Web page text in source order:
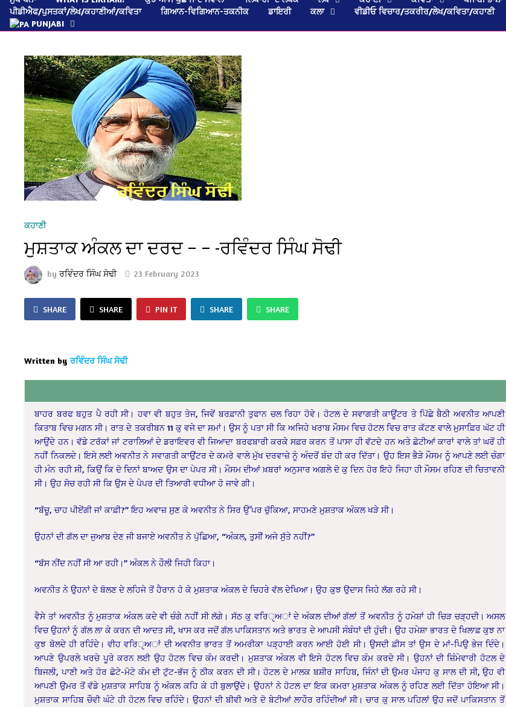
ਪੀਡੀਐਫ/ਪੁਸਤਕਾਂ/ਲੇਖ/ਕਹਾਣੀਆਂ/ਕਵਿਤਾ
ਗਿਆਨ-ਵਿਗਿਆਨ-ਤਕਨੀਕ ਡਾਇਰੀ ਕਲਾ ਵੀਡੀਓ ਵਿਚਾਰ/ਤਕਰੀਰ/ਲੇਖ/ਕਵਿਤਾ/ਕਹਾਣੀ
PUNJABI
ਕਹਾਣੀ
ਮੁਸ਼ਤਾਕ ਅੰਕਲ ਦਾ ਦਰਦ – – -ਰਵਿੰਦਰ ਸਿੰਘ ਸੋਢੀ
byਰਵਿੰਦਰ ਸਿੰਘ ਸੋਢੀ 23 February 2023
SHARE SHARE PIN IT SHARE SHARE
Written by ਰਵਿੰਦਰ ਸਿੰਘ ਸੋਢੀ
ਬਾਹਰ ਬਰਫ ਬਹੁਤ ਪੈ ਰਹੀ ਸੀ। ਹਵਾ ਵੀ ਬਹੁਤ ਤੇਜ, ਜਿਵੇਂ ਬਰਫ਼ਾਨੀ ਤੁਫਾਨ ਚਲ ਰਿਹਾ ਹੋਵੇ। ਹੋਟਲ ਦੇ ਸਵਾਗਤੀ ਕਾਊਂਟਰ ਤੇ ਪਿੱਛੇ ਬੈਠੀ ਅਵਨੀਤ ਆਪਣੀ
ਕਿਤਾਬ ਵਿਚ ਮਗਨ ਸੀ। ਰਾਤ ਦੇ ਤਕਰੀਬਨ 11 ਕੁ ਵਜੇ ਦਾ ਸਮਾਂ। ਉਸ ਨੂੰ ਪਤਾ ਸੀ ਕਿ ਅਜਿਹੇ ਖਰਾਬ ਮੌਸਮ ਵਿਚ ਹੋਟਲ ਵਿਚ ਰਾਤ ਕੱਟਣ ਵਾਲੇ ਮੁਸਾਫ਼ਿਰ ਘੱਟ ਹੀ
ਆਉਂਦੇ ਹਨ। ਵੱਡੇ ਟਰੱਕਾਂ ਜਾਂ ਟਰਾਲਿਆਂ ਦੇ ਡਰਾਇਵਰ ਵੀ ਜਿਆਦਾ ਬਰਫਬਾਰੀ ਕਰਕੇ ਸਫ਼ਰ ਕਰਨ ਤੋਂ ਪਾਸਾ ਹੀ ਵੱਟਦੇ ਹਨ ਅਤੇ ਛੋਟੀਆਂ ਕਾਰਾਂ ਵਾਲੇ ਤਾਂ ਘਰੋਂ ਹੀ
ਨਹੀਂ ਨਿਕਲਦੇ। ਇਸੇ ਲਈ ਅਵਨੀਤ ਨੇ ਸਵਾਗਤੀ ਕਾਉਂਟਰ ਦੇ ਕਮਰੇ ਵਾਲੇ ਮੁੱਖ ਦਰਵਾਜ਼ੇ ਨੂੰ ਅੰਦਰੋਂ ਬੰਦ ਹੀ ਕਰ ਦਿੱਤਾ। ਉਹ ਇਸ ਭੈੜੇ ਮੌਸਮ ਨੂੰ ਆਪਣੇ ਲਈ ਚੰਗਾ
ਹੀ ਮੰਨ ਰਹੀ ਸੀ, ਕਿਉਂ ਕਿ ਦੋ ਦਿਨਾਂ ਬਾਅਦ ਉਸ ਦਾ ਪੇਪਰ ਸੀ। ਮੌਸਮ ਦੀਆਂ ਖ਼ਬਰਾਂ ਅਨੁਸਾਰ ਅਗਲੇ ਦੋ ਕੁ ਦਿਨ ਹੋਰ ਇਹੋ ਜਿਹਾ ਹੀ ਮੌਸਮ ਰਹਿਣ ਦੀ ਚਿਤਾਵਨੀ
ਸੀ। ਉਹ ਸੋਚ ਰਹੀ ਸੀ ਕਿ ਉਸ ਦੇ ਪੇਪਰ ਦੀ ਤਿਆਰੀ ਵਧੀਆ ਹੋ ਜਾਵੇ ਗੀ।
“ਬੱਚੂ, ਚਾਹ ਪੀਏਂਗੀ ਜਾਂ ਕਾਫ਼ੀ?” ਇਹ ਅਵਾਜ਼ ਸੁਣ ਕੇ ਅਵਨੀਤ ਨੇ ਸਿਰ ਉੱਪਰ ਚੁੱਕਿਆ, ਸਾਹਮਣੇ ਮੁਸ਼ਤਾਕ ਅੰਕਲ ਖੜੇ ਸੀ।
ਉਹਨਾਂ ਦੀ ਗੱਲ ਦਾ ਜੁਆਬ ਦੇਣ ਜੀ ਬਜਾਏ ਅਵਨੀਤ ਨੇ ਪੁੱਛਿਆ, “ਅੰਕਲ, ਤੁਸੀਂ ਅਜੇ ਸੁੱਤੇ ਨਹੀਂ?”
“ਬੱਸ ਨੀਂਦ ਨਹੀਂ ਸੀ ਆ ਰਹੀ।” ਅੰਕਲ ਨੇ ਹੌਲੀ ਜਿਹੀ ਕਿਹਾ।
ਅਵਨੀਤ ਨੇ ਉਹਨਾਂ ਦੇ ਬੋਲਣ ਦੇ ਲਹਿਜੇ ਤੋਂ ਹੈਰਾਨ ਹੋ ਕੇ ਮੁਸ਼ਤਾਕ ਅੰਕਲ ਦੇ ਚਿਹਰੇ ਵੱਲ ਦੇਖਿਆ। ਉਹ ਕੁਝ ਉਦਾਸ ਜਿਹੇ ਲੱਗ ਰਹੇ ਸੀ।
ਵੈਸੇ ਤਾਂ ਅਵਨੀਤ ਨੂੰ ਮੁਸ਼ਤਾਕ ਅੰਕਲ ਕਦੇ ਵੀ ਚੰਗੇ ਨਹੀਂ ਸੀ ਲੱਗੇ। ਸੱਠ ਕੁ ਵਰਿੵਅਾਂ ਦੇ ਅੰਕਲ ਦੀਆਂ ਗੱਲਾਂ ਤੋਂ ਅਵਨੀਤ ਨੂੰ ਹਮੇਸ਼ਾਂ ਹੀ ਚਿੜ ਚੜ੍ਹਦੀ। ਅਸਲ
ਵਿਚ ਉਹਨਾਂ ਨੂੰ ਗੱਲ ਲਾ ਕੇ ਕਰਨ ਦੀ ਆਦਤ ਸੀ, ਖਾਸ ਕਰ ਜਦੋਂ ਗੱਲ ਪਾਕਿਸਤਾਨ ਅਤੇ ਭਾਰਤ ਦੇ ਆਪਸੀ ਸੰਬੰਧਾਂ ਦੀ ਹੁੰਦੀ। ਉਹ ਹਮੇਸ਼ਾ ਭਾਰਤ ਦੇ ਖਿਲਾਫ਼ ਕੁਝ ਨਾ
ਕੁਝ ਬੋਲਦੇ ਹੀ ਰਹਿੰਦੇ। ਵੀਹ ਵਰਿੵਅਾਂ ਦੀ ਅਵਨੀਤ ਭਾਰਤ ਤੋਂ ਅਮਰੀਕਾ ਪੜ੍ਹਾਈ ਕਰਨ ਆਈ ਹੋਈ ਸੀ। ਉਸਦੀ ਫ਼ੀਸ ਤਾਂ ਉਸ ਦੇ ਮਾਂ-ਪਿਉ ਭੇਜ ਦਿੰਦੇ।
ਆਪਣੇ ਉਪਰਲੇ ਖਰਚੇ ਪੂਰੇ ਕਰਨ ਲਈ ਉਹ ਹੋਟਲ ਵਿਚ ਕੰਮ ਕਰਦੀ। ਮੁਸ਼ਤਾਕ ਅੰਕਲ ਵੀ ਇਸੇ ਹੋਟਲ ਵਿਚ ਕੰਮ ਕਰਦੇ ਸੀ। ਉਹਨਾਂ ਦੀ ਜ਼ਿੰਮੇਵਾਰੀ ਹੋਟਲ ਦੇ
ਬਿਜਲੀ, ਪਾਣੀ ਅਤੇ ਹੋਰ ਛੋਟੇ-ਮੋਟੇ ਕੰਮ ਦੀ ਟੁੱਟ-ਭੱਜ ਨੂੰ ਠੀਕ ਕਰਨ ਦੀ ਸੀ। ਹੋਟਲ ਦੇ ਮਾਲਕ ਬਸ਼ੀਰ ਸਾਹਿਬ, ਜਿੰਨਾਂ ਦੀ ਉਮਰ ਪੰਜਾਹ ਕੁ ਸਾਲ ਦੀ ਸੀ, ਉਹ ਵੀ
ਆਪਣੀ ਉਮਰ ਤੋਂ ਵੱਡੇ ਮੁਸ਼ਤਾਕ ਸਾਹਿਬ ਨੂੰ ਅੰਕਲ ਕਹਿ ਕੇ ਹੀ ਬੁਲਾਉਂਦੇ। ਉਹਨਾਂ ਨੇ ਹੋਟਲ ਦਾ ਇਕ ਕਮਰਾ ਮੁਸ਼ਤਾਕ ਅੰਕਲ ਨੂੰ ਰਹਿਣ ਲਈ ਦਿੱਤਾ ਹੋਇਆ ਸੀ।
ਮੁਸ਼ਤਾਕ ਸਾਹਿਬ ਚੌਵੀ ਘੰਟੇ ਹੀ ਹੋਟਲ ਵਿਚ ਰਹਿੰਦੇ। ਉਹਨਾਂ ਦੀ ਬੀਵੀ ਅਤੇ ਦੋ ਬੇਟੀਆਂ ਲਾਹੌਰ ਰਹਿੰਦੀਆਂ ਸੀ। ਚਾਰ ਕੁ ਸਾਲ ਪਹਿਲਾਂ ਉਹ ਜਦੋਂ ਪਾਕਿਸਤਾਨ ਤੋਂ